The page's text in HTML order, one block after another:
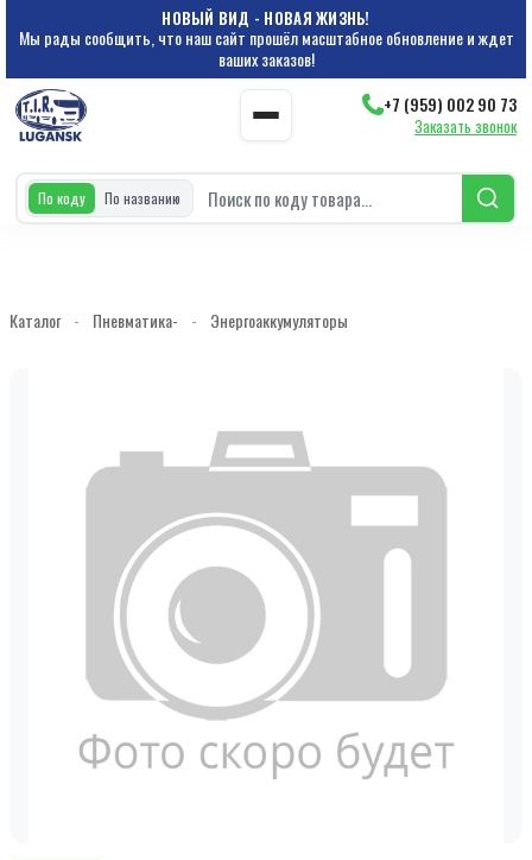
НОВЫЙ ВИД - НОВАЯ ЖИЗНЬ!
Мы рады сообщить, что наш сайт прошёл масштабное обновление и ждет
ваших заказов!
+7 (959) 002 90 73
Заказать звонок
По коду По названию
Каталог - Пневматика- - Энергоаккумуляторы